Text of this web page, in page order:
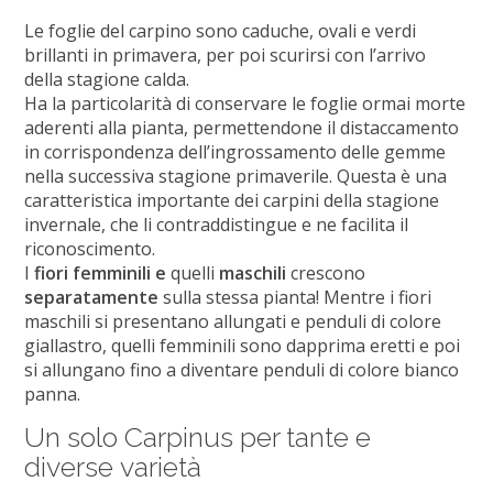
Le foglie del carpino sono caduche, ovali e verdi
brillanti in primavera, per poi scurirsi con l’arrivo
della stagione calda.
Ha la particolarità di conservare le foglie ormai morte
aderenti alla pianta, permettendone il distaccamento
in corrispondenza dell’ingrossamento delle gemme
nella successiva stagione primaverile. Questa è una
caratteristica importante dei carpini della stagione
invernale, che li contraddistingue e ne facilita il
riconoscimento.
Ifiori femminili e quelli maschili crescono
separatamente sulla stessa pianta! Mentre i fiori
maschili si presentano allungati e penduli di colore
giallastro, quelli femminili sono dapprima eretti e poi
si allungano fino a diventare penduli di colore bianco
panna.
Un solo Carpinus per tante e
diverse varietà